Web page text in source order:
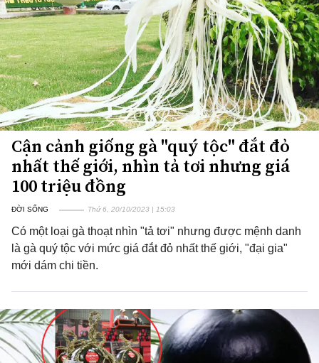
Cận cảnh giống gà "quý tộc" đắt đỏ
nhất thế giới, nhìn tả tơi nhưng giá
100 triệu đồng
ĐỜI SỐNG Thứ 6, 20/10/2023 | 15:03
Có một loại gà thoạt nhìn "tả tơi" nhưng được mệnh danh
là gà quý tộc với mức giá đắt đỏ nhất thế giới, "đại gia"
mới dám chi tiền.